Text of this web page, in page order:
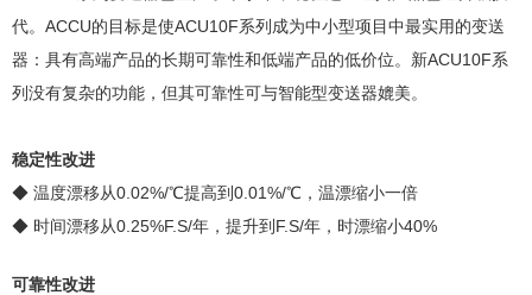
代。ACCU的目标是使ACU10F系列成为中小型项目中最实用的变送
器：具有高端产品的长期可靠性和低端产品的低价位。新ACU10F系
列没有复杂的功能，但其可靠性可与智能型变送器媲美。
稳定性改进
◆ 温度漂移从0.02%/℃提高到0.01%/℃，温漂缩小一倍
◆ 时间漂移从0.25%F.S/年，提升到F.S/年，时漂缩小40%
可靠性改进